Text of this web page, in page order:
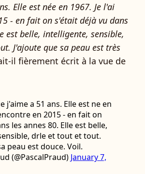
Elle est née en 1967. Je l'ai
- en fait on s'était déjà vu dans
est belle, intelligente, sensible,
J'ajoute que sa peau est très
il fièrement écrit à la vue de
j'aime a 51 ans. Elle est ne en
en 2015 - en fait on
les annes 80. Elle est belle,
drle et tout et tout.
peau est douce. Voil.
(@PascalPraud) January 7,